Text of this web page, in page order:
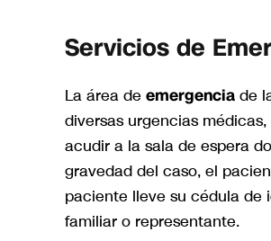
Servicios de
La área de emergencia de
diversas urgencias
acudir a la sala de espera
gravedad del caso, el
paciente lleve su cédula de
familiar o representante.